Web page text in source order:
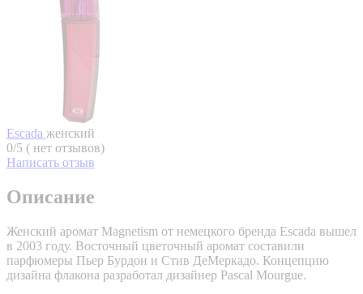
Escada женский
0/5 ( нет отзывов)
Написать отзыв
Описание
Женский аромат Magnetism от немецкого бренда Escada вышел
в 2003 году. Восточный цветочный аромат составили
парфюмеры Пьер Бурдон и Стив ДеМеркадо. Концепцию
дизайна флакона разработал дизайнер Pascal Mourgue.